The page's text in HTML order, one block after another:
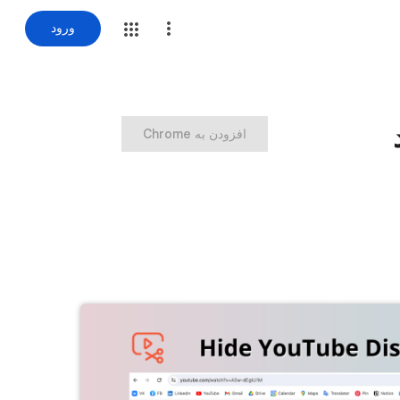
ورود
‏افزودن به Chrome